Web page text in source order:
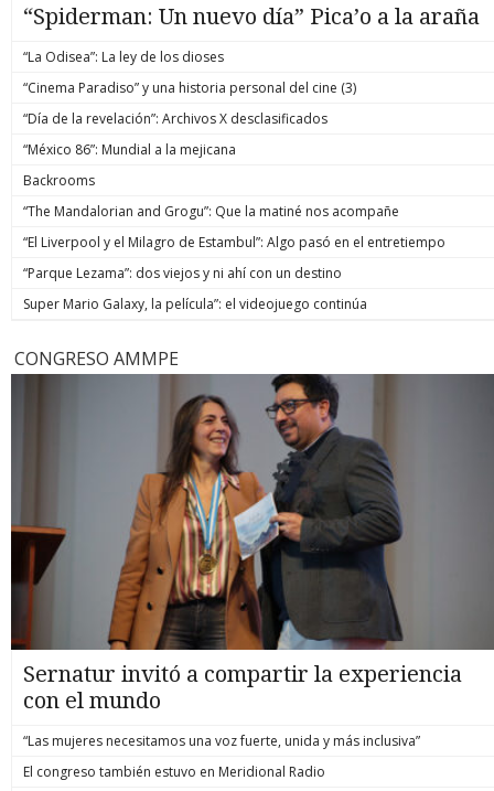
“Spiderman: Un nuevo día” Pica’o a la araña
“La Odisea”: La ley de los dioses
“Cinema Paradiso” y una historia personal del cine (3)
“Día de la revelación”: Archivos X desclasificados
“México 86”: Mundial a la mejicana
Backrooms
“The Mandalorian and Grogu”: Que la matiné nos acompañe
“El Liverpool y el Milagro de Estambul”: Algo pasó en el entretiempo
“Parque Lezama”: dos viejos y ni ahí con un destino
Super Mario Galaxy, la película”: el videojuego continúa
CONGRESO AMMPE
Sernatur invitó a compartir la experiencia
con el mundo
“Las mujeres necesitamos una voz fuerte, unida y más inclusiva”
El congreso también estuvo en Meridional Radio